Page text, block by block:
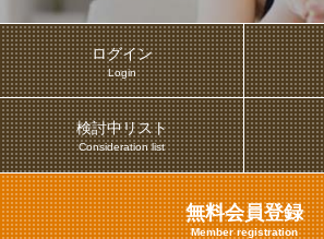
ログイン
Login
検討中リスト
Consideration list
無料会員登録
Member registration